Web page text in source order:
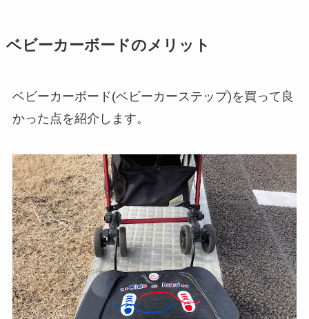
ベビーカーボードのメリット
ベビーカーボード(ベビーカーステップ)を買って良
かった点を紹介します。